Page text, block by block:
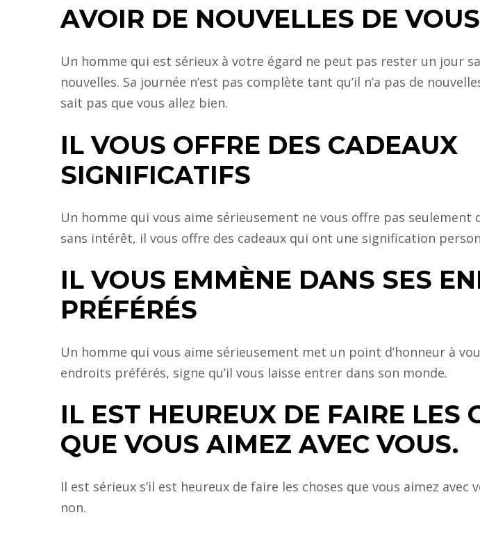
AVOIR DE NOUVELLES DE
Un homme qui est sérieux à votre égard ne peut pas rester un jour
nouvelles. Sa journée n’est pas complète tant qu’il n’a pas de
sait pas que vous allez bien.
IL VOUS OFFRE DES CADEAUX
SIGNIFICATIFS
Un homme qui vous aime sérieusement ne vous offre pas seulement
sans intérêt, il vous offre des cadeaux qui ont une signification
IL VOUS EMMÈNE DANS SES
PRÉFÉRÉS
Un homme qui vous aime sérieusement met un point d’honneur à
endroits préférés, signe qu’il vous laisse entrer dans son monde.
IL EST HEUREUX DE FAIRE LES
QUE VOUS AIMEZ AVEC VOUS.
Il est sérieux s’il est heureux de faire les choses que vous aimez avec
non.